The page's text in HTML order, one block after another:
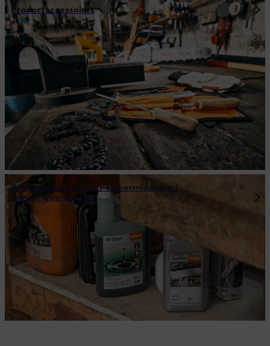
Productaccessoires
Brandstoffen / oliën / smeermiddelen /
reinigingsmiddelen